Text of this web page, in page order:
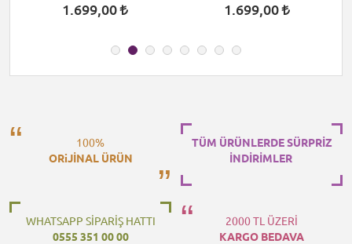
1.699,00 1.699,00
100%
ORiJİNAL ÜRÜN
TÜM ÜRÜNLERDE SÜRPRİZ
İNDİRİMLER
WHATSAPP SİPARİŞ HATTI
0555 351 00 00
2000 TL ÜZERİ
KARGO BEDAVA